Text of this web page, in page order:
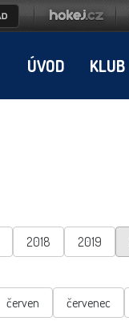
ÚVOD KLUB
2018 2019
červen červenec